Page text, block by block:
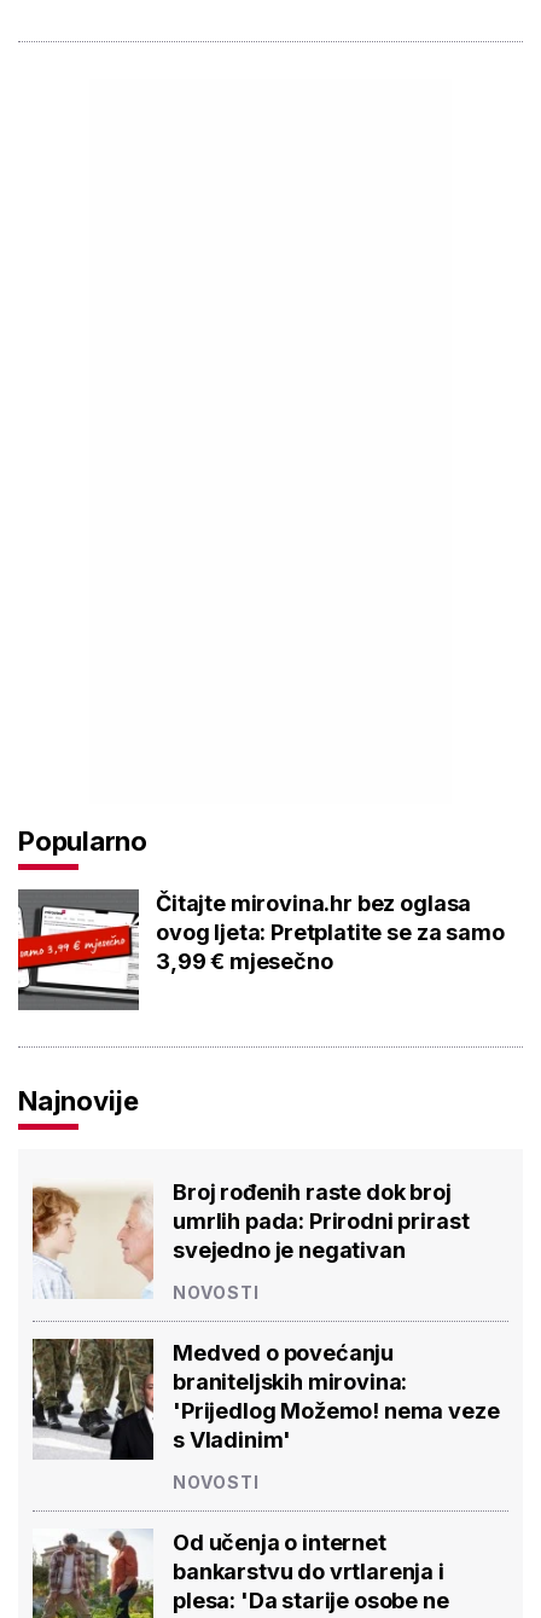
Popularno
Čitajte mirovina.hr bez oglasa
ovog ljeta: Pretplatite se za samo
3,99 € mjesečno
Najnovije
Broj rođenih raste dok broj
umrlih pada: Prirodni prirast
svejedno je negativan
NOVOSTI
Medved o povećanju
braniteljskih mirovina:
'Prijedlog Možemo! nema veze
s Vladinim'
NOVOSTI
Od učenja o internet
bankarstvu do vrtlarenja i
plesa: 'Da starije osobe ne